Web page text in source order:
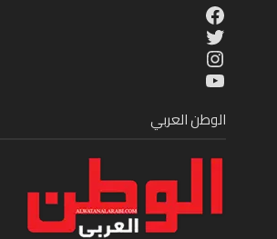
Facebook
Twitter
Instagram
YouTube
الوطن العربي